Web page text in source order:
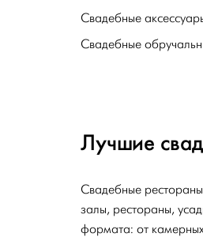
Свадебные
Лучшие
Свадебные
залы, рестораны,
формата: от